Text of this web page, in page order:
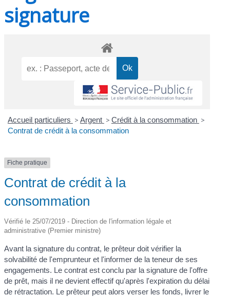
signature
Accueil particuliers > Argent > Crédit à la consommation >
Contrat de crédit à la consommation
Fiche pratique
Contrat de crédit à la
consommation
Vérifié le 25/07/2019 - Direction de l'information légale et
administrative (Premier ministre)
Avant la signature du contrat, le prêteur doit vérifier la
solvabilité de l'emprunteur et l'informer de la teneur de ses
engagements. Le contrat est conclu par la signature de l'offre
de prêt, mais il ne devient effectif qu'après l'expiration du délai
de rétractation. Le prêteur peut alors verser les fonds, livrer le